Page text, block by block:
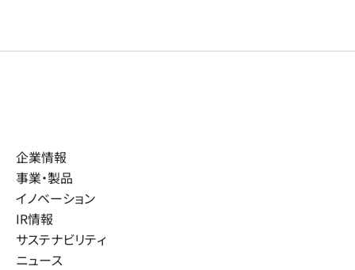
企業情報
事業・製品
イノベーション
IR情報
サステナビリティ
ニュース